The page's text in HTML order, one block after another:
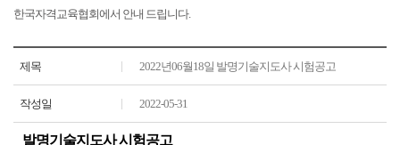
한국자격교육협회에서 안내 드립니다.
제목 2022년06월18일 발명기술지도사 시험공고
작성일 2022-05-31
발명기술지도사 시험공고